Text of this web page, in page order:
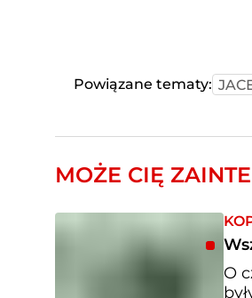
Powiązane tematy:
MOŻE CIĘ
O